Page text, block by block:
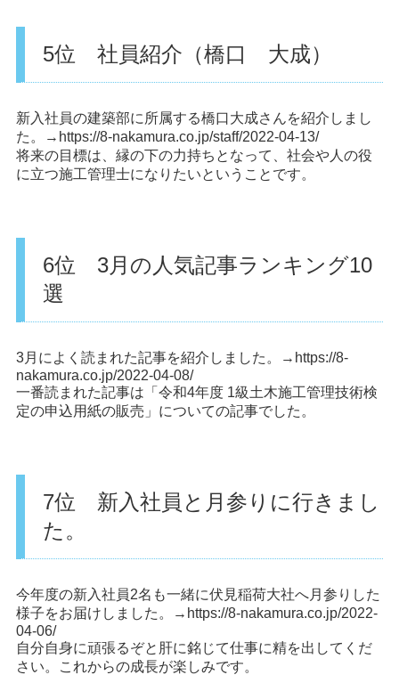
5位 社員紹介（橋口 大成）
新入社員の建築部に所属する橋口大成さんを紹介しまし
た。→ https://8-nakamura.co.jp/staff/2022-04-13/
将来の目標は、縁の下の力持ちとなって、社会や人の役
に立つ施工管理士になりたいということです。
6位 3月の人気記事ランキング10
選
3月によく読まれた記事を紹介しました。→ https://8-
nakamura.co.jp/2022-04-08/
一番読まれた記事は「令和4年度 1級土木施工管理技術検
定の申込用紙の販売」についての記事でした。
7位 新入社員と月参りに行きまし
た。
今年度の新入社員2名も一緒に伏見稲荷大社へ月参りした
様子をお届けしました。→ https://8-nakamura.co.jp/2022-
04-06/
自分自身に頑張るぞと肝に銘じて仕事に精を出してくだ
さい。これからの成長が楽しみです。